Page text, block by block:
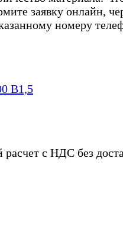
заявку онлайн,
номеру
В1,5
с НДС без